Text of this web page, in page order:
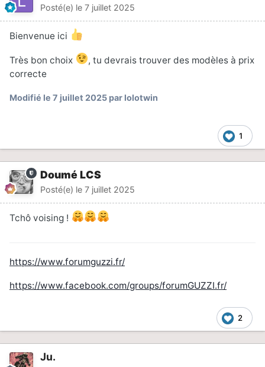
Posté(e) le 7 juillet 2025
Bienvenue ici
Très bon choix
, tu devrais trouver des modèles à prix
correcte
Modifié le 7 juillet 2025 par lolotwin
1
Doumé LCS
Posté(e) le 7 juillet 2025
Tchô voising !
2
https://www.forumguzzi.fr/
https://www.facebook.com/groups/forumGUZZI.fr/
Ju.